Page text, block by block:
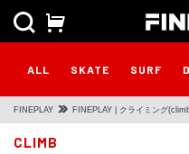
ALL SKATE SURF
FINEPLAY FINEPLAY | クライミング
CLIMB